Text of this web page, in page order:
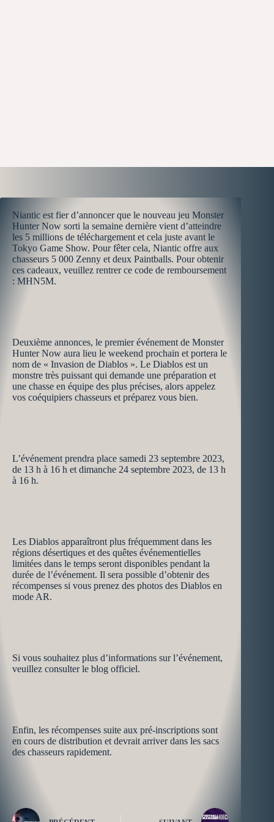
Niantic est fier d’annoncer que le nouveau jeu Monster
Hunter Now sorti la semaine dernière vient d’atteindre
les 5 millions de téléchargement et cela juste avant le
Tokyo Game Show. Pour fêter cela, Niantic offre aux
chasseurs 5 000 Zenny et deux Paintballs. Pour obtenir
ces cadeaux, veuillez rentrer ce code de remboursement
: MHN5M.
Deuxième annonces, le premier événement de Monster
Hunter Now aura lieu le weekend prochain et portera le
nom de « Invasion de Diablos ». Le Diablos est un
monstre très puissant qui demande une préparation et
une chasse en équipe des plus précises, alors appelez
vos coéquipiers chasseurs et préparez vous bien.
L’événement prendra place samedi 23 septembre 2023,
de 13 h à 16 h et dimanche 24 septembre 2023, de 13 h
à 16 h.
Les Diablos apparaîtront plus fréquemment dans les
régions désertiques et des quêtes événementielles
limitées dans le temps seront disponibles pendant la
durée de l’événement. Il sera possible d’obtenir des
récompenses si vous prenez des photos des Diablos en
mode AR.
Si vous souhaitez plus d’informations sur l’événement,
veuillez consulter le blog officiel.
Enfin, les récompenses suite aux pré-inscriptions sont
en cours de distribution et devrait arriver dans les sacs
des chasseurs rapidement.